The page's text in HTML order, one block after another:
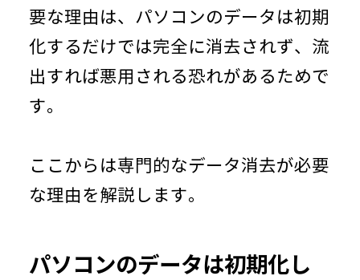
要な理由は、パソコンのデータは初期
化するだけでは完全に消去されず、流
出すれば悪用される恐れがあるためで
す。
ここからは専門的なデータ消去が必要
な理由を解説します。
パソコンのデータは初期化し